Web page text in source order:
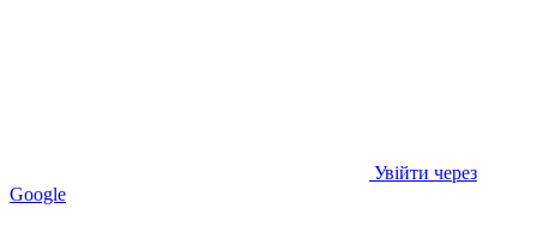
Увійти через
Google